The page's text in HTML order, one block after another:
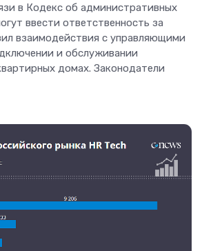
в Кодекс об административных
ввести ответственность за
взаимодействия с управляющими
и обслуживании
домах. Законодатели